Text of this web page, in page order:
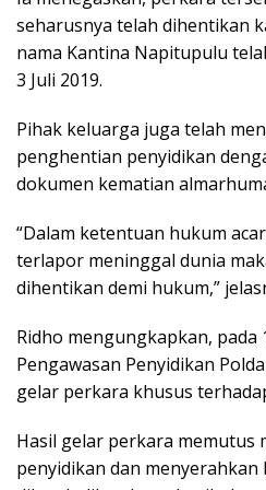
seharusnya telah dihentikan
nama Kantina Napitupulu
3 Juli 2019.
Pihak keluarga juga telah
penghentian penyidikan
dokumen kematian
“Dalam ketentuan hukum
terlapor meninggal dunia
dihentikan demi hukum,”
Ridho mengungkapkan, pada
Pengawasan Penyidikan
gelar perkara khusus
Hasil gelar perkara memutus
penyidikan dan